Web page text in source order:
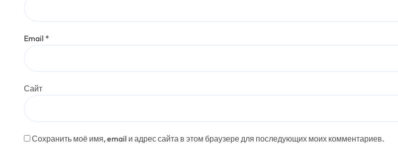
Email *
Сайт
Сохранить моё имя, email и адрес сайта в этом браузере для последующих моих комментариев.